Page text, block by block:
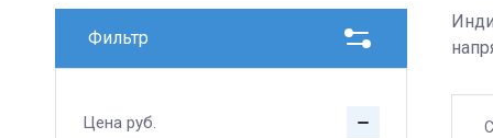
Фильтр
Цена руб.